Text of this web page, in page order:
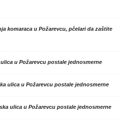
komaraca u Požarevcu, pčelari da zaštite
u Požarevcu postale jednosmerne
ulica u Požarevcu postale jednosmerne
ulica u Požarevcu postale jednosmerne